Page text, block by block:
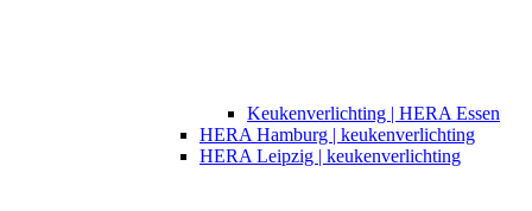
Keukenverlichting | HERA Essen
HERA Hamburg | keukenverlichting
HERA Leipzig | keukenverlichting